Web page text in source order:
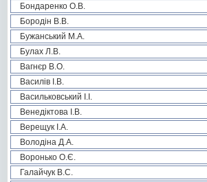
Бондаренко О.В.
Бородін В.В.
Бужанський М.А.
Булах Л.В.
Вагнєр В.О.
Василів І.В.
Васильковський І.І.
Венедіктова І.В.
Верещук І.А.
Володіна Д.А.
Воронько О.Є.
Галайчук В.С.